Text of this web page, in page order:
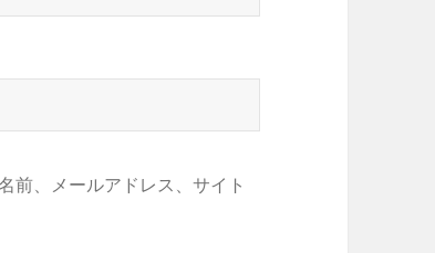
前、メールアドレス、サイト